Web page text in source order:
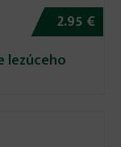
2.95 €
lezúceho